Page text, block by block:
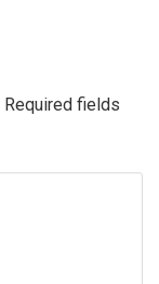
Required fields